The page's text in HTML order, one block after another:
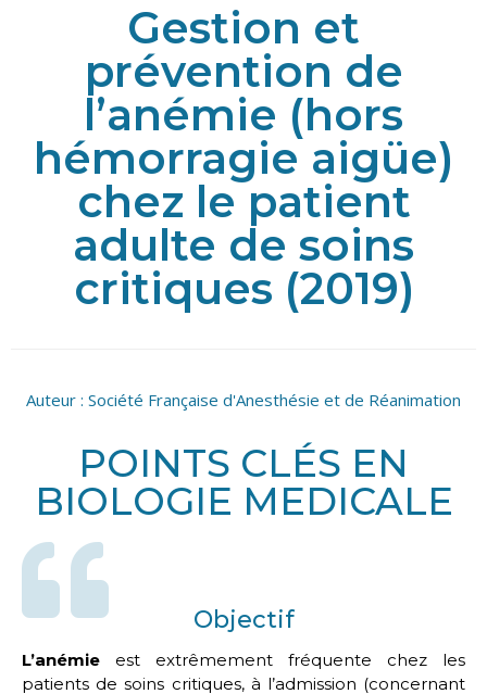
Gestion et
prévention de
l’anémie (hors
hémorragie aigüe)
chez le patient
adulte de soins
critiques (2019)
Auteur : Société Française d'Anesthésie et de Réanimation
POINTS CLÉS EN
BIOLOGIE MEDICALE
Objectif
L’anémie est extrêmement fréquente chez les
patients de soins critiques, à l’admission (concernant